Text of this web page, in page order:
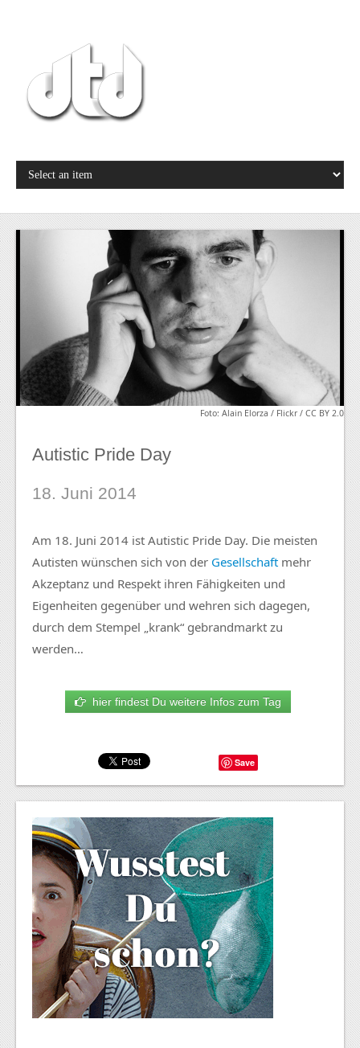
Foto: Alain Elorza / Flickr / CC BY 2.0
Autistic Pride Day
18. Juni 2014
Am 18. Juni 2014 ist Autistic Pride Day. Die meisten
Autisten wünschen sich von der Gesellschaft mehr
Akzeptanz und Respekt ihren Fähigkeiten und
Eigenheiten gegenüber und wehren sich dagegen,
durch dem Stempel „krank“ gebrandmarkt zu
werden…
hier findest Du weitere Infos zum Tag
Save